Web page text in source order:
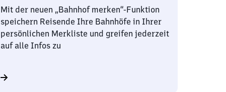
Mit der neuen „Bahnhof merken“-Funktion
speichern Reisende Ihre Bahnhöfe in Ihrer
persönlichen Merkliste und greifen jederzeit
auf alle Infos zu